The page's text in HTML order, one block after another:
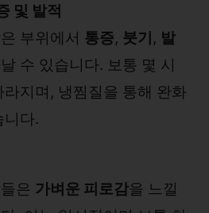
및 발적
부위에서 통증, 붓기, 발
수 있습니다. 보통 몇 시
라지며, 냉찜질을 통해 완화
니다.
은 가벼운 피로감을 느낄